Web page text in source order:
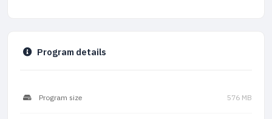
Program details
Program size 576 MB